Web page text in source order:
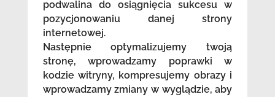
podwalina do osiągnięcia sukcesu w
pozycjonowaniu danej strony
internetowej.
Następnie optymalizujemy twoją
stronę, wprowadzamy poprawki w
kodzie witryny, kompresujemy obrazy i
wprowadzamy zmiany w wyglądzie, aby